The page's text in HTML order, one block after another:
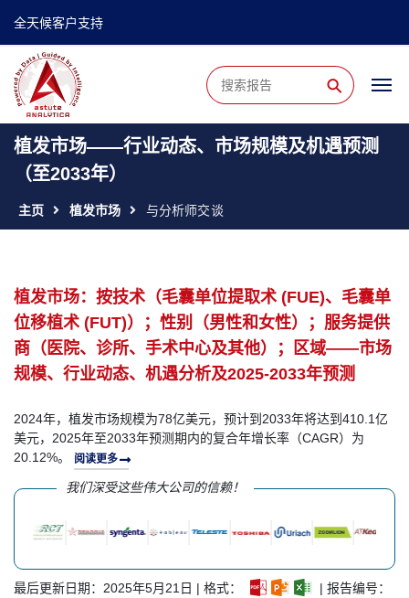
全天候客户支持
⚲
植发市场——行业动态、市场规模及机遇预测
（至2033年）
主页 植发市场 与分析师交谈
植发市场：按技术（毛囊单位提取术 (FUE)、毛囊单
位移植术 (FUT)）；性别（男性和女性）；服务提供
商（医院、诊所、手术中心及其他）；区域——市场
规模、行业动态、机遇分析及2025-2033年预测
2024年，植发市场规模为78亿美元，预计到2033年将达到410.1亿
美元，2025年至2033年预测期内的复合年增长率（CAGR）为
20.12%。
阅读更多
我们深受这些伟大公司的信赖！
最后更新日期：2025年5月21日 | 格式：
| 报告编号：